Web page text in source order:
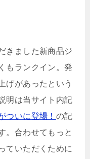
きました新商品ジ
もランクイン。発
げがあったという
明は当サイト内記
ついに登場！ の記
。合わせてもっと
ていただくために